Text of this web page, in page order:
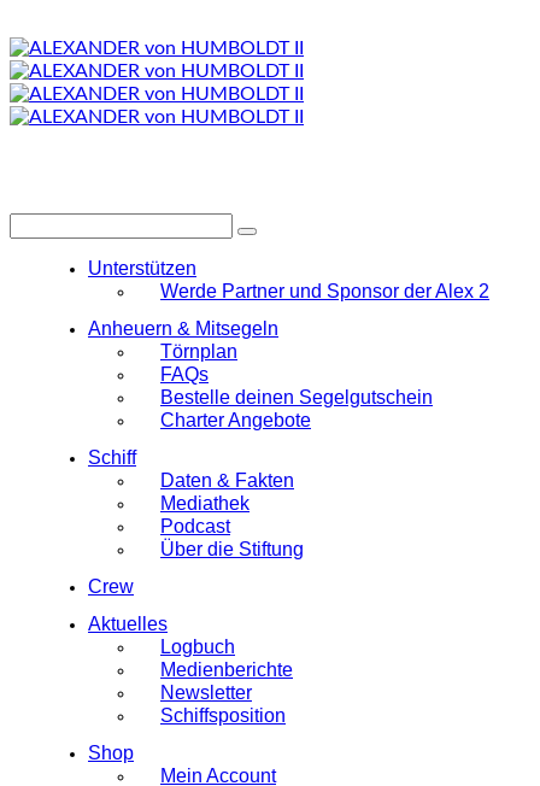
Unterstützen
Werde Partner und Sponsor der Alex 2
Anheuern & Mitsegeln
Törnplan
FAQs
Bestelle deinen Segelgutschein
Charter Angebote
Schiff
Daten & Fakten
Mediathek
Podcast
Über die Stiftung
Crew
Aktuelles
Logbuch
Medienberichte
Newsletter
Schiffsposition
Shop
Mein Account